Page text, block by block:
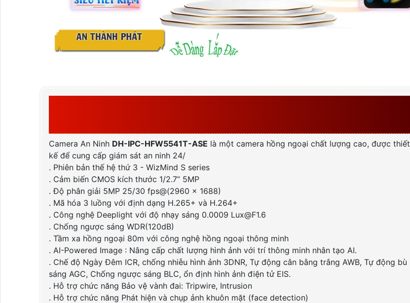
Camera An Ninh DH-IPC-HFW5541T-ASE là một camera hồng ngoại chất lượng cao, được thiết
kế để cung cấp giám sát an ninh 24/
. Phiên bản thế hệ thứ 3 - WizMind S series
. Cảm biến CMOS kích thước 1/2.7” 5MP
. Độ phân giải 5MP 25/30 fps@(2960 × 1688)
. Mã hóa 3 luồng với định dạng H.265+ và H.264+
. Công nghệ Deeplight với độ nhạy sáng 0.0009 Lux@F1.6
. Chống ngược sáng WDR(120dB)
. Tầm xa hồng ngoại 80m với công nghệ hồng ngoại thông minh
. AI-Powered Image : Nâng cấp chất lượng hình ảnh với trí thông minh nhân tạo AI.
. Chế độ Ngày Đêm ICR, chống nhiễu hình ảnh 3DNR, Tự động cân bằng trắng AWB, Tự động bù
sáng AGC, Chống ngược sáng BLC, ổn định hình ảnh điện tử EIS.
. Hỗ trợ chức năng Bảo vệ vành đai: Tripwire, Intrusion
. Hỗ trợ chức năng Phát hiện và chụp ảnh khuôn mặt (face detection)